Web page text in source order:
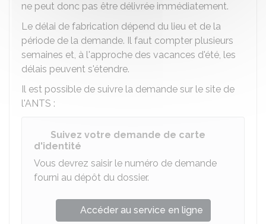
ne peut donc pas être délivrée immédiatement.
Le délai de fabrication dépend du lieu et de la
période de la demande. Il faut compter plusieurs
semaines et, à l'approche des vacances d'été, les
délais peuvent s'étendre.
Il est possible de suivre la demande sur le site de
l'ANTS :
Suivez votre demande de carte
d'identité
Vous devrez saisir le numéro de demande
fourni au dépôt du dossier.
Accéder au service en ligne